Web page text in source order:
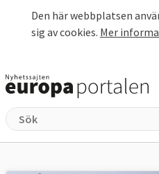
Den här webbplatsen
sig av cookies. Mer